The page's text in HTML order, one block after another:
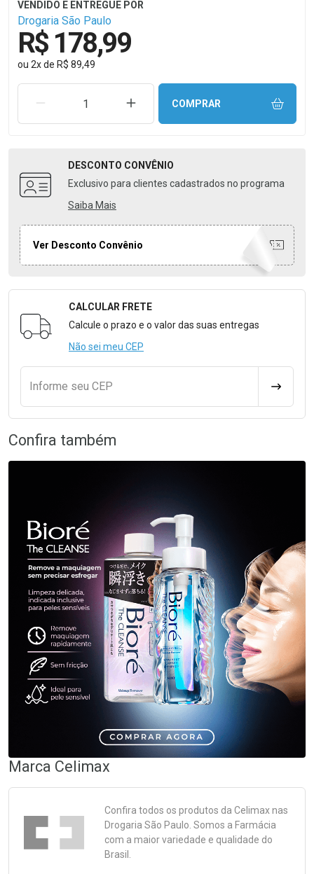
Drogaria São Paulo
R$ 178,99
ou 2xde R$ 89,49
REMOVER UMA UNIDADEAUMENTAR UMA UNIDADE
COMPRAR
DESCONTO CONVÊNIO
Exclusivo para clientes cadastrados no programa
Saiba Mais
Ver Desconto Convênio
Formulário para Calcular o Frete
CALCULAR FRETE
Calcule o prazo e o valor das suas entregas
Não sei meu CEP
Informe seu CEP
Confira também
Marca Celimax
Confira todos os produtos da Celimaxnas
Drogaria São Paulo. Somos a Farmácia
com a maior variedade e qualidade do
Brasil.